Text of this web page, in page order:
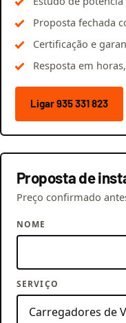
Proposta fechada
Certificação e
Resposta em
Ligar 935 331 823
Proposta de
Preço confirmado
NOME
SERVIÇO